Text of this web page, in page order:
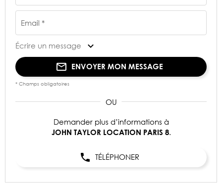
Email *
Écrire un message
ENVOYER MON MESSAGE
* Champs obligatoires
Demander plus d’informations à
JOHN TAYLOR LOCATION PARIS 8.
TÉLÉPHONER